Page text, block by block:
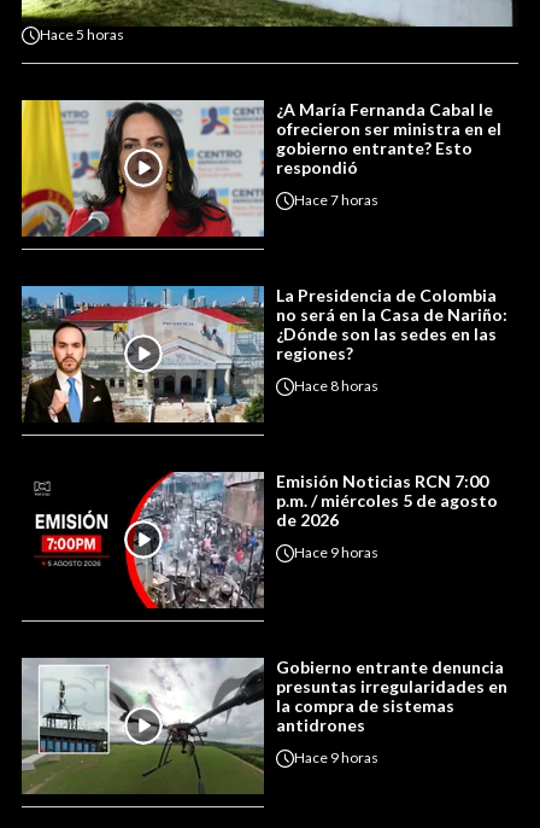
Hace5 horas
¿A María Fernanda Cabal le
ofrecieron ser ministra en el
gobierno entrante? Esto
respondió
Hace7 horas
La Presidencia de Colombia
no será en la Casa de Nariño:
¿Dónde son las sedes en las
regiones?
Hace8 horas
Emisión Noticias RCN 7:00
p.m. / miércoles 5 de agosto
de 2026
Hace 9 horas
Gobierno entrante denuncia
presuntas irregularidades en
la compra de sistemas
antidrones
Hace 9 horas